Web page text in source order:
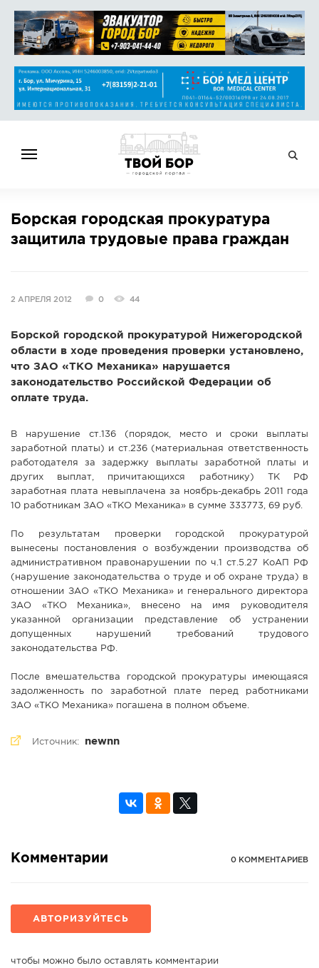
НОВОСТИ
СПРАВОЧНИК
СПРАВКА
КОНКУРСЫ
СТАТЬИ
ПРЕДЛОЖИТЬ НОВОСТЬ
ФОТО
Борская городская прокуратура
защитила трудовые права граждан
2 АПРЕЛЯ 2012 0 44
Борской городской прокуратурой Нижегородской
области в ходе проведения проверки установлено,
что ЗАО «ТКО Механика» нарушается
законодательство Российской Федерации об
оплате труда.
В нарушение ст.136 (порядок, место и сроки выплаты
заработной платы) и ст.236 (материальная ответственность
работодателя за задержку выплаты заработной платы и
других выплат, причитающихся работнику) ТК РФ
заработная плата невыплачена за ноябрь-декабрь 2011 года
10 работникам ЗАО «ТКО Механика» в сумме 333773, 69 руб.
По результатам проверки городской прокуратурой
вынесены постановления о возбуждении производства об
административном правонарушении по ч.1 ст.5.27 КоАП РФ
(нарушение законодательства о труде и об охране труда) в
отношении ЗАО «ТКО Механика» и генерального директора
ЗАО «ТКО Механика», внесено на имя руководителя
указанной организации представление об устранении
допущенных нарушений требований трудового
законодательства РФ.
После вмешательства городской прокуратуры имеющаяся
задолженность по заработной плате перед работниками
ЗАО «ТКО Механика» погашена в полном объеме.
Источник: newnn
Комментарии 0 КОММЕНТАРИЕВ
АВТОРИЗУЙТЕСЬ
чтобы можно было оставлять комментарии